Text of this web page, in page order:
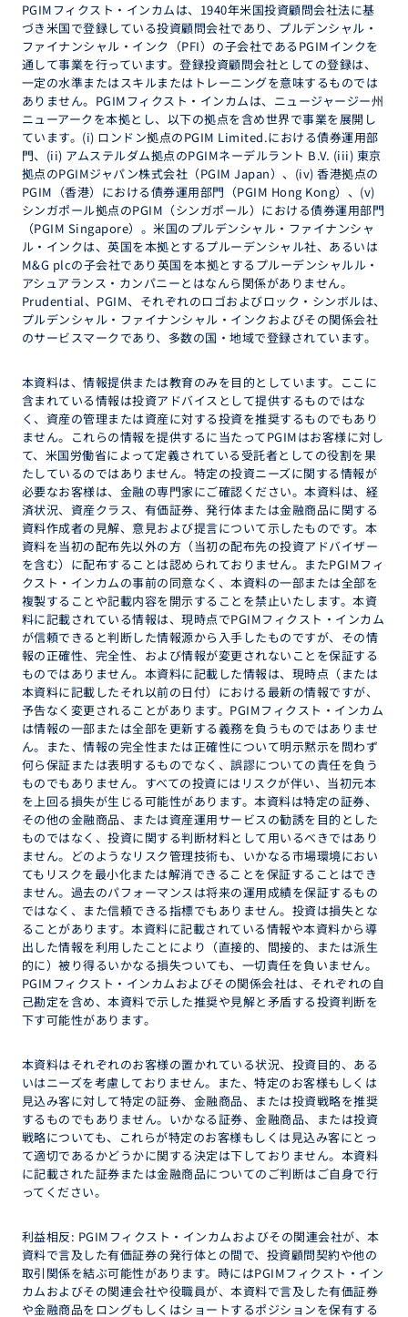
PGIMフィクスト・インカムは、1940年米国投資顧問会社法に基
づき米国で登録している投資顧問会社であり、プルデンシャル・
ファイナンシャル・インク（PFI）の子会社であるPGIMインクを
通して事業を行っています。登録投資顧問会社としての登録は、
一定の水準またはスキルまたはトレーニングを意味するものでは
ありません。PGIMフィクスト・インカムは、ニュージャージー州
ニューアークを本拠とし、以下の拠点を含め世界で事業を展開し
ています。(i) ロンドン拠点のPGIM Limited.における債券運用部
門、(ii) アムステルダム拠点のPGIMネーデルラント B.V. (iii) 東京
拠点のPGIMジャパン株式会社（PGIM Japan）、(iv) 香港拠点の
PGIM（香港）における債券運用部門（PGIM Hong Kong）、(v)
シンガポール拠点のPGIM（シンガポール）における債券運用部門
（PGIM Singapore）。米国のプルデンシャル・ファイナンシャ
ル・インクは、英国を本拠とするプルーデンシャル社、あるいは
M&G plcの子会社であり英国を本拠とするプルーデンシャルル・
アシュアランス・カンパニーとはなんら関係がありません。
Prudential、PGIM、それぞれのロゴおよびロック・シンボルは、
プルデンシャル・ファイナンシャル・インクおよびその関係会社
のサービスマークであり、多数の国・地域で登録されています。
本資料は、情報提供または教育のみを目的としています。ここに
含まれている情報は投資アドバイスとして提供するものではな
く、資産の管理または資産に対する投資を推奨するものでもあり
ません。これらの情報を提供するに当たってPGIMはお客様に対し
て、米国労働省によって定義されている受託者としての役割を果
たしているのではありません。特定の投資ニーズに関する情報が
必要なお客様は、金融の専門家にご確認ください。本資料は、経
済状況、資産クラス、有価証券、発行体または金融商品に関する
資料作成者の見解、意見および提言について示したものです。本
資料を当初の配布先以外の方（当初の配布先の投資アドバイザー
を含む）に配布することは認められておりません。またPGIMフィ
クスト・インカムの事前の同意なく、本資料の一部または全部を
複製することや記載内容を開示することを禁止いたします。本資
料に記載されている情報は、現時点でPGIMフィクスト・インカム
が信頼できると判断した情報源から入手したものですが、その情
報の正確性、完全性、および情報が変更されないことを保証する
ものではありません。本資料に記載した情報は、現時点（または
本資料に記載したそれ以前の日付）における最新の情報ですが、
予告なく変更されることがあります。PGIMフィクスト・インカム
は情報の一部または全部を更新する義務を負うものではありませ
ん。また、情報の完全性または正確性について明示黙示を問わず
何ら保証または表明するものでなく、誤謬についての責任を負う
ものでもありません。すべての投資にはリスクが伴い、当初元本
を上回る損失が生じる可能性があります。本資料は特定の証券、
その他の金融商品、または資産運用サービスの勧誘を目的とした
ものではなく、投資に関する判断材料として用いるべきではあり
ません。どのようなリスク管理技術も、いかなる市場環境におい
てもリスクを最小化または解消できることを保証することはでき
ません。過去のパフォーマンスは将来の運用成績を保証するもの
ではなく、また信頼できる指標でもありません。投資は損失とな
ることがあります。本資料に記載されている情報や本資料から導
出した情報を利用したことにより（直接的、間接的、または派生
的に）被り得るいかなる損失ついても、一切責任を負いません。
PGIMフィクスト・インカムおよびその関係会社は、それぞれの自
己勘定を含め、本資料で示した推奨や見解と矛盾する投資判断を
下す可能性があります。
本資料はそれぞれのお客様の置かれている状況、投資目的、ある
いはニーズを考慮しておりません。また、特定のお客様もしくは
見込み客に対して特定の証券、金融商品、または投資戦略を推奨
するものでもありません。いかなる証券、金融商品、または投資
戦略についても、これらが特定のお客様もしくは見込み客にとっ
て適切であるかどうかに関する決定は下しておりません。本資料
に記載された証券または金融商品についてのご判断はご自身で行
ってください。
利益相反: PGIMフィクスト・インカムおよびその関連会社が、本
資料で言及した有価証券の発行体との間で、投資顧問契約や他の
取引関係を結ぶ可能性があります。時にはPGIMフィクスト・イン
カムおよびその関連会社や役職員が、本資料で言及した有価証券
や金融商品をロングもしくはショートするポジションを保有する